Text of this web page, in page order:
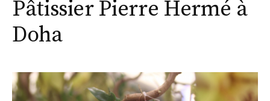
u
Pâtissier Pierre Hermé à
Doha